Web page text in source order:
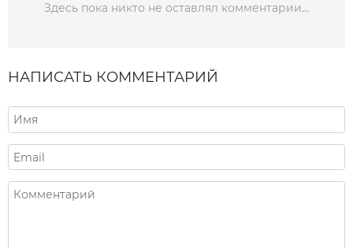
Здесь пока никто не оставлял комментарии...
НАПИСАТЬ КОММЕНТАРИЙ